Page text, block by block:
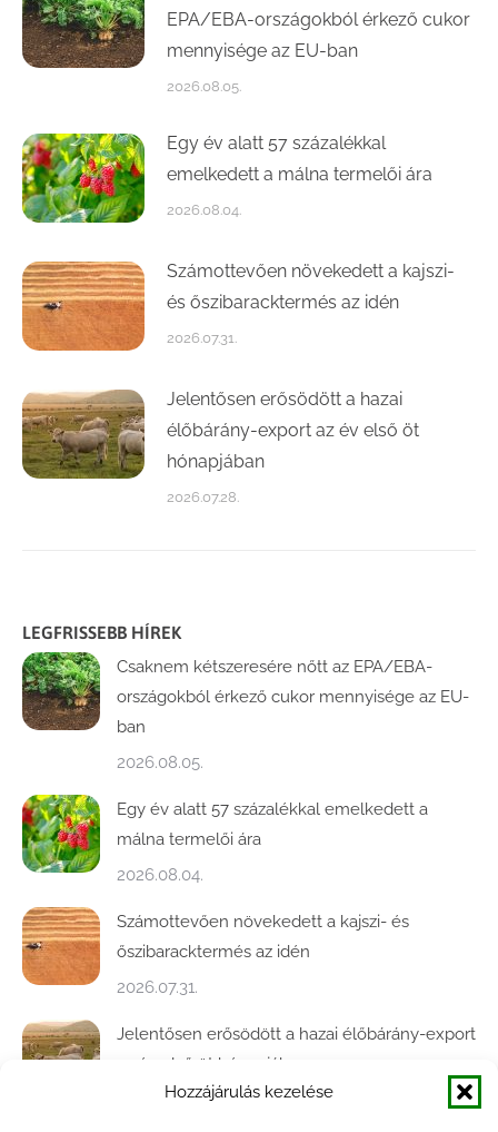
Hozzájárulás kezelése
EPA/EBA-országokból érkező cukor
mennyisége az EU-ban
2026.08.05.
Egy év alatt 57 százalékkal
emelkedett a málna termelői ára
2026.08.04.
Számottevően növekedett a kajszi-
és őszibaracktermés az idén
2026.07.31.
Jelentősen erősödött a hazai
élőbárány-export az év első öt
hónapjában
2026.07.28.
LEGFRISSEBB HÍREK
Csaknem kétszeresére nőtt az EPA/EBA-
országokból érkező cukor mennyisége az EU-
ban
2026.08.05.
Egy év alatt 57 százalékkal emelkedett a
málna termelői ára
2026.08.04.
Számottevően növekedett a kajszi- és
őszibaracktermés az idén
2026.07.31.
Jelentősen erősödött a hazai élőbárány-export
az év első öt hónapjában
2026.07.28.